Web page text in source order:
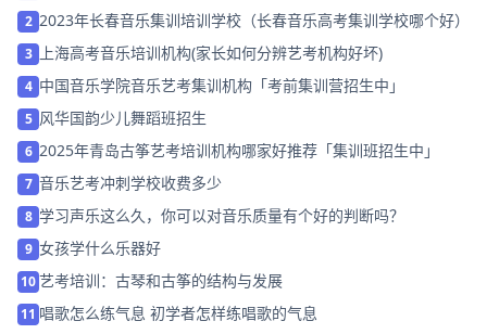
2 2023年长春音乐集训培训学校（长春音乐高考集训学校哪个好）
3 上海高考音乐培训机构(家长如何分辨艺考机构好坏)
4 中国音乐学院音乐艺考集训机构「考前集训营招生中」
5 风华国韵少儿舞蹈班招生
6 2025年青岛古筝艺考培训机构哪家好推荐「集训班招生中」
7 音乐艺考冲刺学校收费多少
8 学习声乐这么久，你可以对音乐质量有个好的判断吗？
9 女孩学什么乐器好
10艺考培训：古琴和古筝的结构与发展
11 唱歌怎么练气息 初学者怎样练唱歌的气息